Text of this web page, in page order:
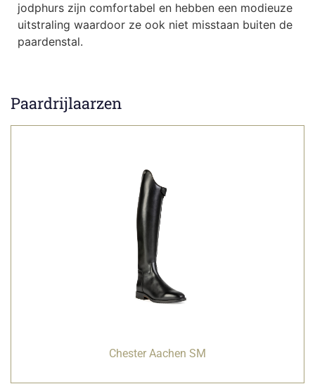
jodphurs zijn comfortabel en hebben een modieuze
uitstraling waardoor ze ook niet misstaan buiten de
paardenstal.
Paardrijlaarzen
Chester Aachen SM